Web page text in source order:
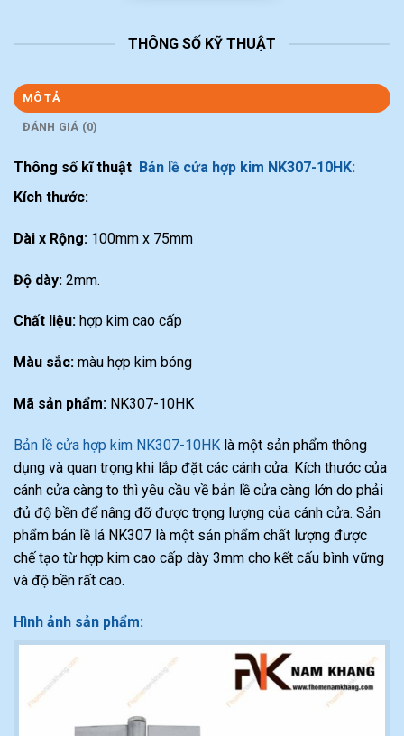
THÔNG SỐ KỸ THUẬT
MÔ TẢ
ĐÁNH GIÁ (0)
Thông số kĩ thuật Bản lề cửa hợp kim NK307-10HK:
Kích thước:
Dài x Rộng: 100mm x 75mm
Độ dày: 2mm.
Chất liệu: hợp kim cao cấp
Màu sắc: màu hợp kim bóng
Mã sản phẩm: NK307-10HK
Bản lề cửa hợp kim NK307-10HK là một sản phẩm thông
dụng và quan trọng khi lắp đặt các cánh cửa. Kích thước của
cánh cửa càng to thì yêu cầu về bản lề cửa càng lớn do phải
đủ độ bền để nâng đỡ được trọng lượng của cánh cửa. Sản
phẩm bản lề lá NK307 là một sản phẩm chất lượng được
chế tạo từ hợp kim cao cấp dày 3mm cho kết cấu bình vững
và độ bền rất cao.
Hình ảnh sản phẩm: